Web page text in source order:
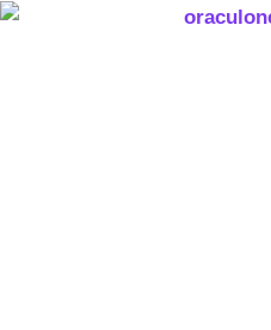
Ir